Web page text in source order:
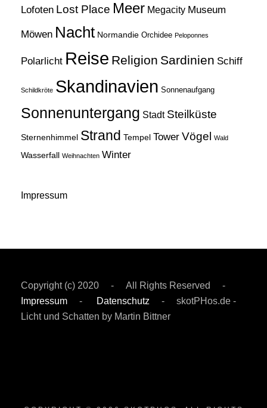
Lofoten Lost Place Meer Megacity Museum
Möwen Nacht Normandie Orchidee Peloponnes
Polarlicht Reise Religion Sardinien Schiff
Schildkröte Skandinavien Sonnenaufgang
Sonnenuntergang Stadt Steilküste
Sternenhimmel Strand Tempel Tower Vögel Wald
Wasserfall Weihnachten Winter
Impressum
Copyright (c) 2020 - All Rights Reserved -
Impressum - Datenschutz - skotPHos.de -
Licht und Schatten by Martin Bittner